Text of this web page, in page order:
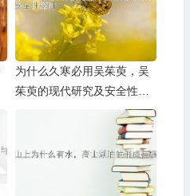
为什么久寒必用吴茱萸，吴
茱萸的现代研究及安全性探